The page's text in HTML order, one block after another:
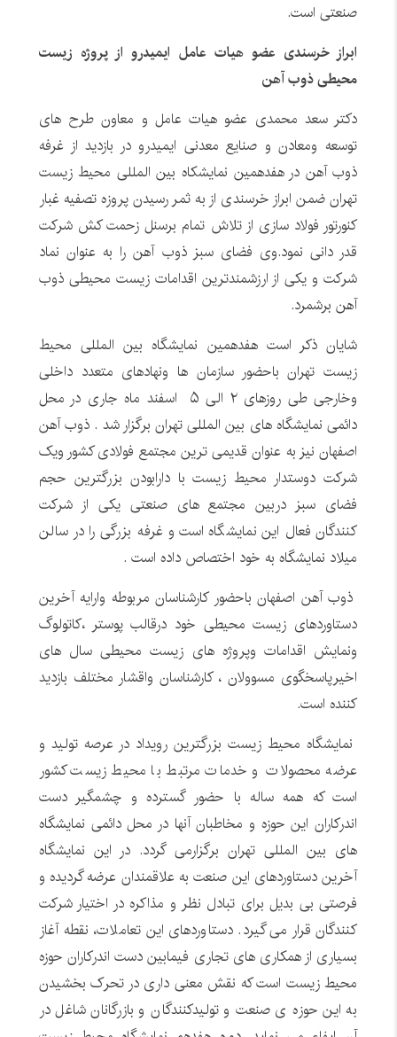
صنعتی است.
ابراز خرسندی عضو هیات عامل ایمیدرو از پروژه زیست
محیطی ذوب آهن
دکتر سعد محمدی عضو هیات عامل و معاون طرح های
توسعه ومعادن و صنایع معدنی ایمیدرو در بازدید از غرفه
ذوب آهن در هفدهمین نمایشکاه بین المللی محیط زیست
تهران ضمن ابراز خرسندی از به ثمر رسیدن پروزه تصفیه غبار
کنورتور فولاد سازی از تلاش تمام برسنل زحمت کش شرکت
قدر دانی نمود.وی فضای سبز ذوب آهن را به عنوان نماد
شرکت و یکی از ارزشمندترین اقدامات زیست محیطی ذوب
آهن برشمرد.
شایان ذکر است هفدهمین نمایشگاه بین المللی محیط
زیست تهران باحضور سازمان ها ونهادهای متعدد داخلی
وخارجی طی روزهای ۲ الی ۵ اسفند ماه جاری در محل
دائمی نمایشگاه های بین المللی تهران برگزار شد . ذوب آهن
اصفهان نیز به عنوان قدیمی ترین مجتمع فولادی کشور ویک
شرکت دوستدار محیط زیست با دارابودن بزرگترین حجم
فضای سبز دربین مجتمع های صنعتی یکی از شرکت
کنندگان فعال این نمایشگاه است و غرفه بزرگی را در سالن
میلاد نمایشگاه به خود اختصاص داده است .
ذوب آهن اصفهان باحضور کارشناسان مربوطه وارایه آخرین
دستاوردهای زیست محیطی خود درقالب پوستر ،کاتولوگ
ونمایش اقدامات وپروژه های زیست محیطی سال های
اخیرپاسخگوی مسوولان ، کارشناسان واقشار مختلف بازدید
کننده است.
نمایشگاه محیط زیست بزرگترین رویداد در عرصه تولید و
عرضه محصولات و خدمات مرتبط با محیط زیست کشور
است که همه ساله با حضور گسترده و چشمگیر دست
اندرکاران این حوزه و مخاطبان آنها در محل دائمی نمایشگاه
های بین المللی تهران برگزارمی گردد. در این نمایشگاه
آخرین دستاوردهای این صنعت به علاقمندان عرضه گردیده و
فرصتی بی بدیل برای تبادل نظر و مذاکره در اختیار شرکت
کنندگان قرار می گیرد. دستاوردهای این تعاملات، نقطه آغاز
بسیاری از همکاری های تجاری فیمابین دست اندرکاران حوزه
محیط زیست است که نقش معنی داری در تحرک بخشیدن
به این حوزه ی صنعت و تولیدکنندگان و بازرگانان شاغل در